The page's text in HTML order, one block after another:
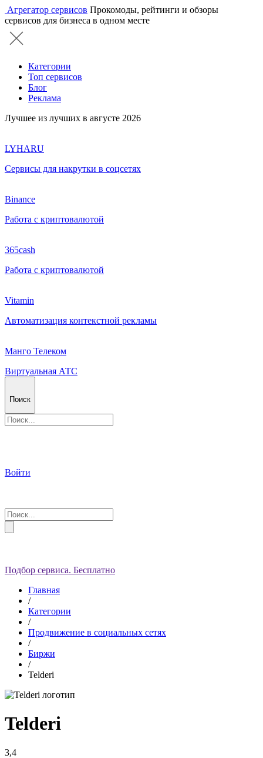
Агрегатор сервисов Прокомоды, рейтинги и обзоры
сервисов для бизнеса в одном месте
Категории
Топ сервисов
Блог
Реклама
Лучшее из лучших в августе 2026
LYHARU
Сервисы для накрутки в соцсетях
Binance
Работа с криптовалютой
365cash
Работа с криптовалютой
Vitamin
Автоматизация контекстной рекламы
Манго Телеком
Виртуальная АТС
Поиск
Войти
Подбор сервиса. Бесплатно
Главная
/
Категории
/
Продвижение в социальных сетях
/
Биржи
/
Telderi
Telderi
3,4